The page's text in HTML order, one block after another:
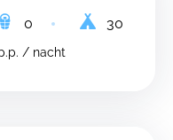
0
30
/ nacht